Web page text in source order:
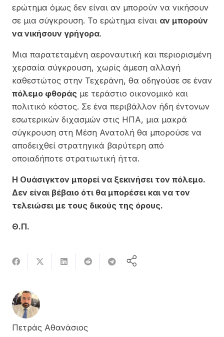
ερώτημα όμως δεν είναι αν μπορούν να νικήσουν
σε μια σύγκρουση. Το ερώτημα είναι αν μπορούν
να νικήσουν γρήγορα.
Μια παρατεταμένη αεροναυτική και περιορισμένη
χερσαία σύγκρουση, χωρίς άμεση αλλαγή
καθεστώτος στην Τεχεράνη, θα οδηγούσε σε έναν
πόλεμο φθοράς με τεράστιο οικονομικό και
πολιτικό κόστος. Σε ένα περιβάλλον ήδη έντονων
εσωτερικών διχασμών στις ΗΠΑ, μια μακρά
σύγκρουση στη Μέση Ανατολή θα μπορούσε να
αποδειχθεί στρατηγικά βαρύτερη από
οποιαδήποτε στρατιωτική ήττα.
Η Ουάσιγκτον μπορεί να ξεκινήσει τον πόλεμο.
Δεν είναι βέβαιο ότι θα μπορέσει και να τον
τελειώσει με τους δικούς της όρους.
Θ.Π.
Πετράς Αθανάσιος